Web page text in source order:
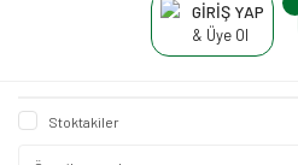
GİRİŞ YAP
& Üye Ol
Stoktakiler